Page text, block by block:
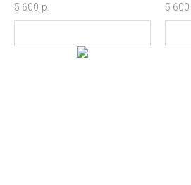
5 600 р.
5 600